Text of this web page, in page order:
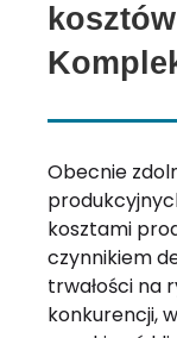
Obecnie
kosztami
czynnikiem
trwałości na
konkurencji,